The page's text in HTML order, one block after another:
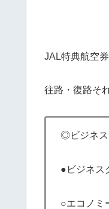
JAL特典航空
往路・復路そ
◎ビジネス
●ビジネス
○エコノミ